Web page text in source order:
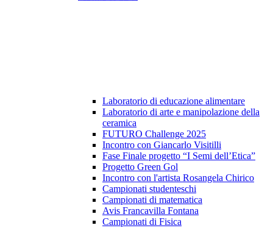
Laboratorio di educazione alimentare
Laboratorio di arte e manipolazione della
ceramica
FUTURO Challenge 2025
Incontro con Giancarlo Visitilli
Fase Finale progetto “I Semi dell’Etica”
Progetto Green Gol
Incontro con l'artista Rosangela Chirico
Campionati studenteschi
Campionati di matematica
Avis Francavilla Fontana
Campionati di Fisica